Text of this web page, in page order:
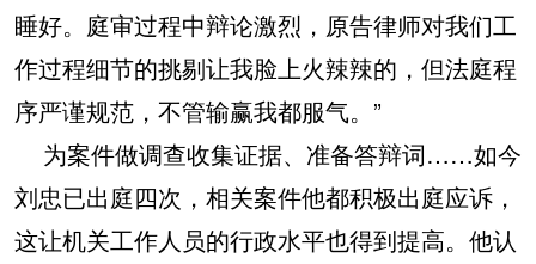
睡好。庭审过程中辩论激烈，原告律师对我们工
作过程细节的挑剔让我脸上火辣辣的，但法庭程
序严谨规范，不管输赢我都服气。”
为案件做调查收集证据、准备答辩词……如今
刘忠已出庭四次，相关案件他都积极出庭应诉，
这让机关工作人员的行政水平也得到提高。他认